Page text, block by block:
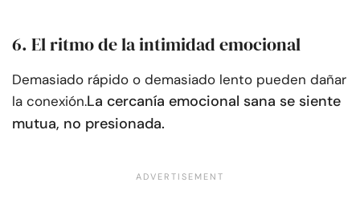
6. El ritmo de la intimidad emocional
Demasiado rápido o demasiado lento pueden dañar
la conexión.La cercanía emocional sana se siente
mutua, no presionada.